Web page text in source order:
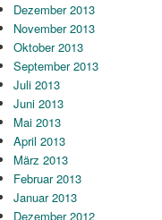
Dezember 2013
November 2013
Oktober 2013
September 2013
Juli 2013
Juni 2013
Mai 2013
April 2013
März 2013
Februar 2013
Januar 2013
Dezember 2012